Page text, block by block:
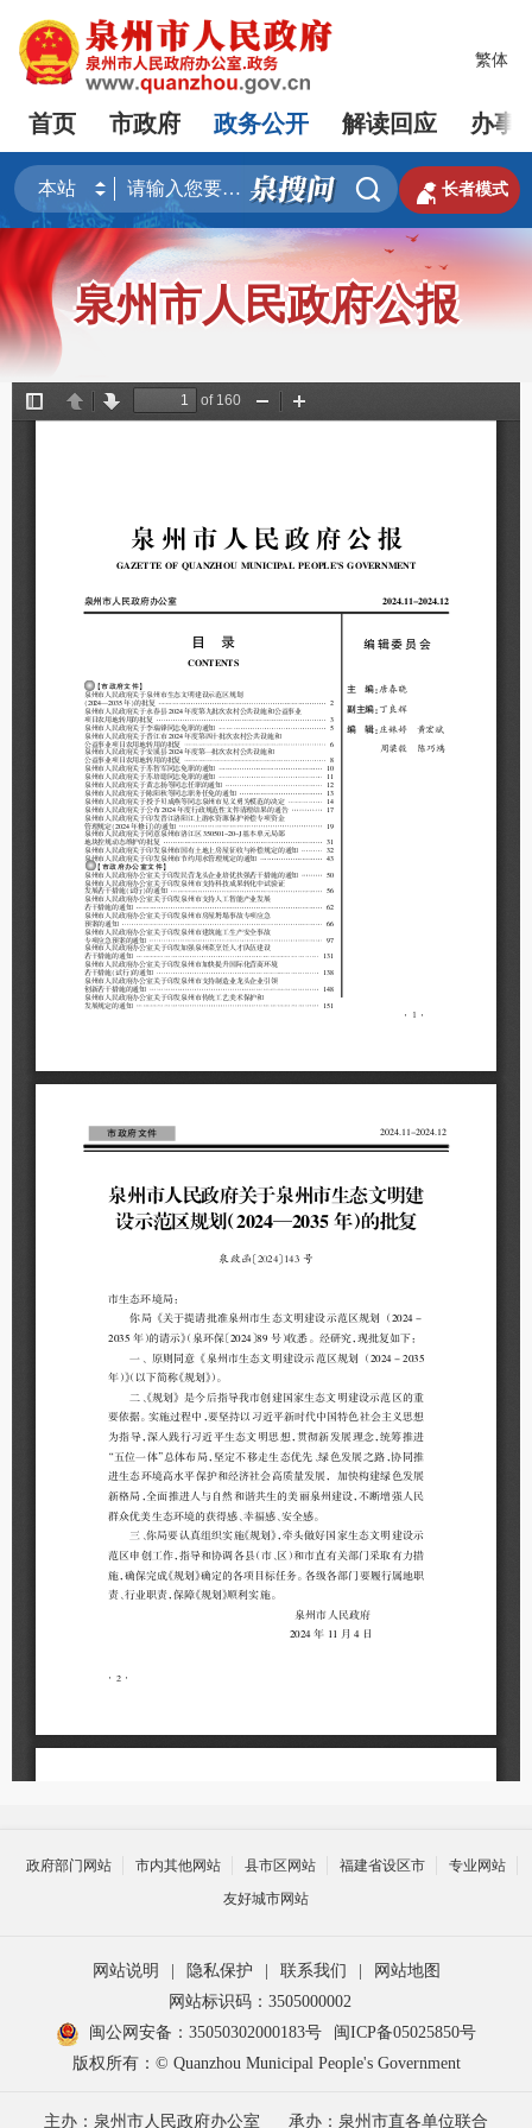
繁体
首页 市政府 政务公开 解读回应 办事
  长者模式
泉州市人民政府公报
政府部门网站 市内其他网站 县市区网站 福建省设区市
专业网站
友好城市网站
网站说明 隐私保护 联系我们
网站地图
网站标识码：3505000002
闽公网安备：35050302000183号
闽ICP备05025850号
版权所有：© Quanzhou Municipal People's Government
主办：泉州市人民政府办公室 承办：泉州市直各单位联合